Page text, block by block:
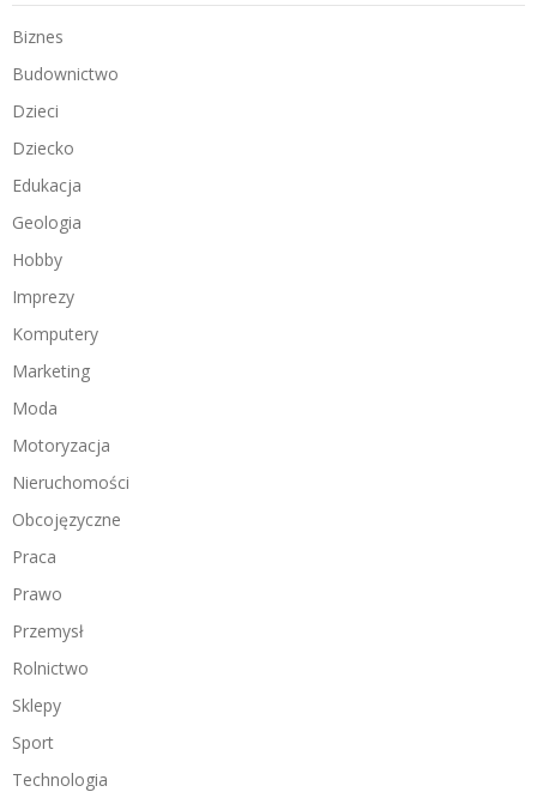
Biznes
Budownictwo
Dzieci
Dziecko
Edukacja
Geologia
Hobby
Imprezy
Komputery
Marketing
Moda
Motoryzacja
Nieruchomości
Obcojęzyczne
Praca
Prawo
Przemysł
Rolnictwo
Sklepy
Sport
Technologia